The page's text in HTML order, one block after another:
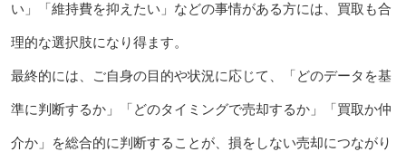
い」「維持費を抑えたい」などの事情がある方には、買取も合
理的な選択肢になり得ます。
最終的には、ご自身の目的や状況に応じて、「どのデータを基
準に判断するか」「どのタイミングで売却するか」「買取か仲
介か」を総合的に判断することが、損をしない売却につながり